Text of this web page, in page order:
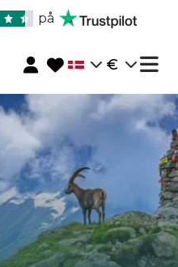
på
€